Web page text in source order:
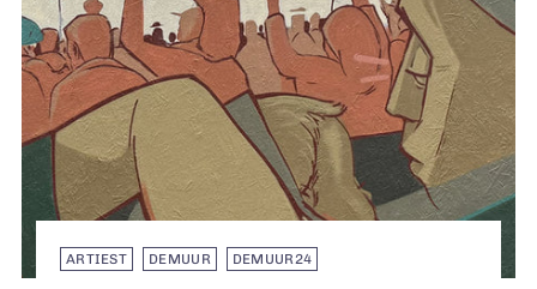
ARTIEST DEMUUR DEMUUR24